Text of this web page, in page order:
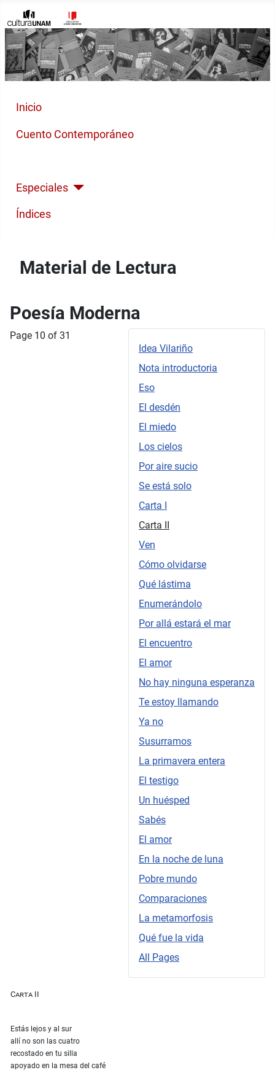
Inicio
Cuento Contemporáneo
Especiales
Índices
Material de Lectura
Poesía Moderna
Idea Vilariño
Nota introductoria
Eso
El desdén
El miedo
Los cielos
Por aire sucio
Se está solo
Carta I
Carta II
Ven
Cómo olvidarse
Qué lástima
Enumerándolo
Por allá estará el mar
El encuentro
El amor
No hay ninguna esperanza
Te estoy llamando
Ya no
Susurramos
La primavera entera
El testigo
Un huésped
Sabés
El amor
En la noche de luna
Pobre mundo
Comparaciones
La metamorfosis
Qué fue la vida
All Pages
Page 10 of 31
Carta II
Estás lejos y al sur
allí no son las cuatro
recostado en tu silla
apoyado en la mesa del café